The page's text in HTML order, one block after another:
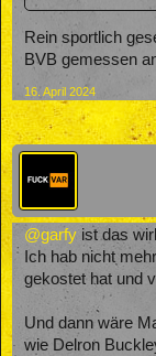
Rein sportlich
BVB gemessen
16. April 2024
@garfy ist das
Ich hab nicht
gekostet hat und
Und dann wäre
wie Delron